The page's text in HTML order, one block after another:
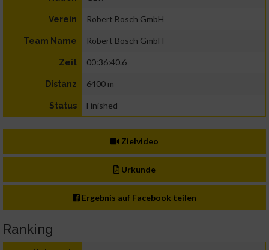
Verein Robert Bosch GmbH
Team Name Robert Bosch GmbH
Zeit 00:36:40.6
Distanz 6400 m
Status Finished
Zielvideo
Urkunde
Ergebnis auf Facebook teilen
Ranking